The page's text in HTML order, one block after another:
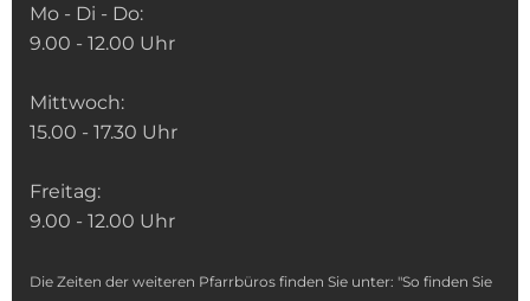
Mo - Di - Do:
9.00 - 12.00 Uhr
Mittwoch:
15.00 - 17.30 Uhr
Freitag:
9.00 - 12.00 Uhr
Die Zeiten der weiteren Pfarrbüros finden Sie unter: "So finden Sie